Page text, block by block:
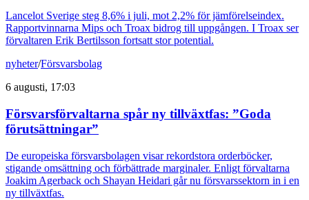
Lancelot Sverige steg 8,6% i juli, mot 2,2% för jämförelseindex.
Rapportvinnarna Mips och Troax bidrog till uppgången. I Troax ser
förvaltaren Erik Bertilsson fortsatt stor potential.
nyheter/Försvarsbolag
6 augusti, 17:03
Försvarsförvaltarna spår ny tillväxtfas: ”Goda
förutsättningar”
De europeiska försvarsbolagen visar rekordstora orderböcker,
stigande omsättning och förbättrade marginaler. Enligt förvaltarna
Joakim Agerback och Shayan Heidari går nu försvarssektorn in i en
ny tillväxtfas.